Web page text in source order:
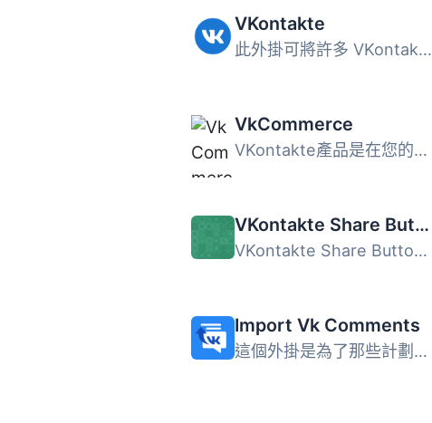
VKontakte
此外掛可將許多 VKontakte 功能加入您的網站，包含以下功能：...
VkCommerce
VKontakte產品是在您的VKontakte社交網絡群組中展示商品和服...
VKontakte Share Button
VKontakte Share Button 外掛為您的文章和頁面提供了一個強大...
Import Vk Comments
這個外掛是為了那些計劃將他們從 VKontakte 社交網站的小工具...